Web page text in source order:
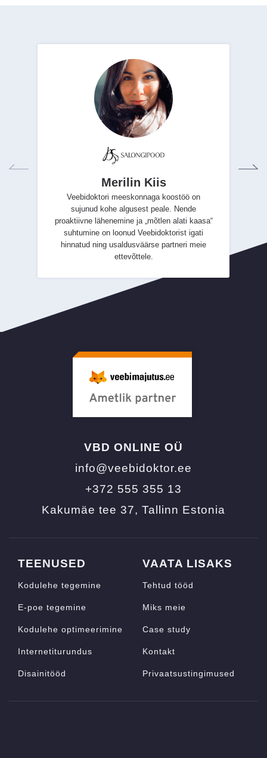
Merilin Kiis
Veebidoktori meeskonnaga koostöö on
sujunud kohe algusest peale. Nende
proaktiivne lähenemine ja „mõtlen alati kaasa“
suhtumine on loonud Veebidoktorist igati
hinnatud ning usaldusväärse partneri meie
ettevõttele.
VBD ONLINE OÜ
info@veebidoktor.ee
+372 555 355 13
Kakumäe tee 37, Tallinn Estonia
TEENUSED
Kodulehe tegemine
E-poe tegemine
Kodulehe optimeerimine
Internetiturundus
Disainitööd
VAATA LISAKS
Tehtud tööd
Miks meie
Case study
Kontakt
Privaatsustingimused